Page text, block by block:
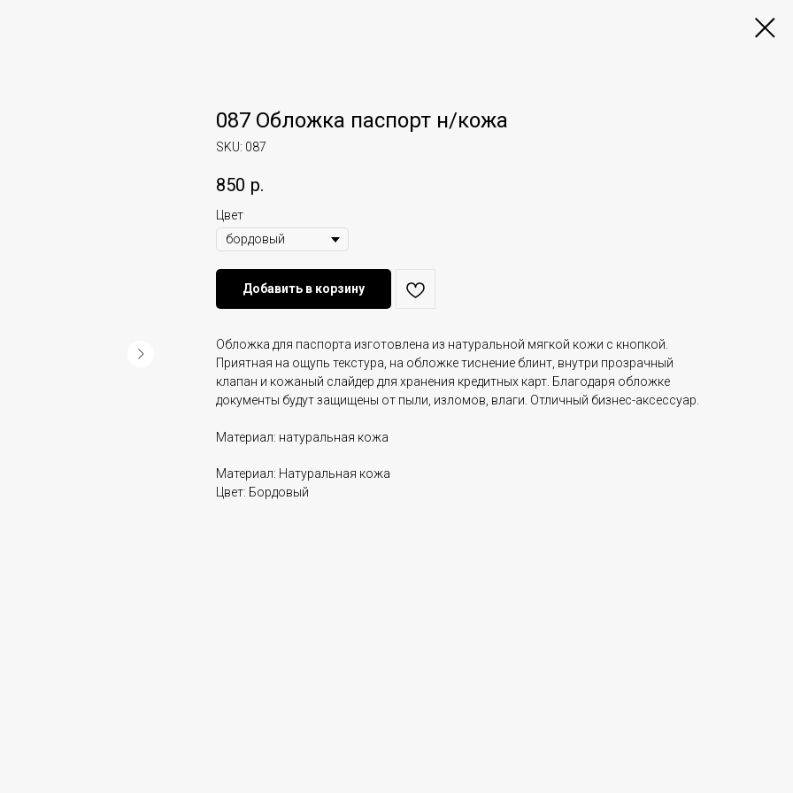
087 Обложка паспорт н/кожа
SKU: 087
850 р.
Цвет
Добавить в корзину
Обложка для паспорта изготовлена из натуральной мягкой кожи с кнопкой.
Приятная на ощупь текстура, на обложке тиснение блинт, внутри прозрачный
клапан и кожаный слайдер для хранения кредитных карт. Благодаря обложке
документы будут защищены от пыли, изломов, влаги. Отличный бизнес-аксессуар.
Материал: натуральная кожа
Материал: Натуральная кожа
Цвет: Бордовый